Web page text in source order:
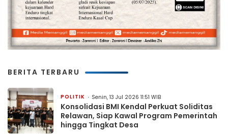
BERITA TERBARU
POLITIK Senin, 13 Jul 2026 11:51 WIB
Konsolidasi BMI Kendal Perkuat Soliditas
Relawan, Siap Kawal Program Pemerintah
hingga Tingkat Desa